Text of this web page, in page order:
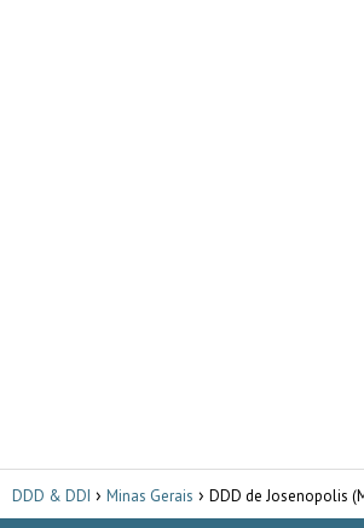
DDD & DDI Minas Gerais DDD de Josenopolis